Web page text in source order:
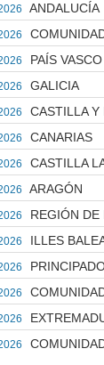
ANDALUCÍA
PAÍS VASCO
GALICIA
CASTILLA Y
CANARIAS
CASTILLA
ARAGÓN
REGIÓN DE
ILLES